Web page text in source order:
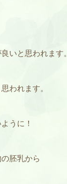
いと思われます。
われます。
うに！
胚乳から